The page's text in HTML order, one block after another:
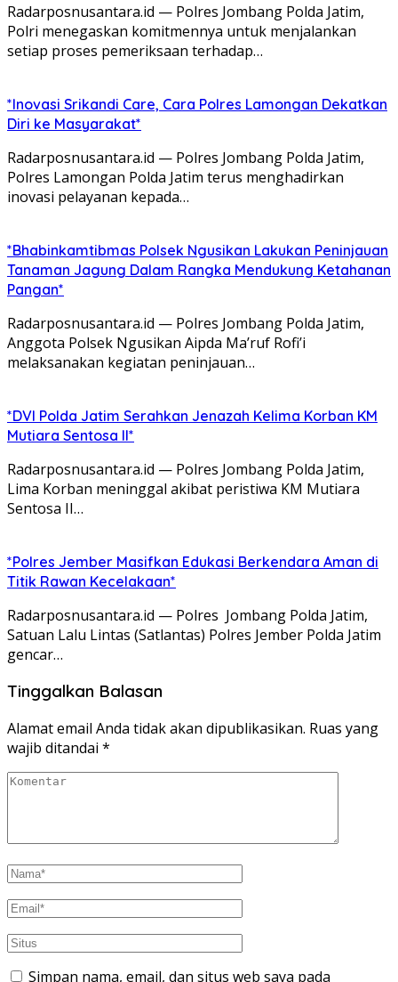
Radarposnusantara.id — Polres Jombang Polda Jatim,
Polri menegaskan komitmennya untuk menjalankan
setiap proses pemeriksaan terhadap…
*Inovasi Srikandi Care, Cara Polres Lamongan Dekatkan
Diri ke Masyarakat*
Radarposnusantara.id — Polres Jombang Polda Jatim,
Polres Lamongan Polda Jatim terus menghadirkan
inovasi pelayanan kepada…
*Bhabinkamtibmas Polsek Ngusikan Lakukan Peninjauan
Tanaman Jagung Dalam Rangka Mendukung Ketahanan
Pangan*
Radarposnusantara.id — Polres Jombang Polda Jatim,
Anggota Polsek Ngusikan Aipda Ma’ruf Rofi’i
melaksanakan kegiatan peninjauan…
*DVI Polda Jatim Serahkan Jenazah Kelima Korban KM
Mutiara Sentosa II*
Radarposnusantara.id — Polres Jombang Polda Jatim,
Lima Korban meninggal akibat peristiwa KM Mutiara
Sentosa II…
*Polres Jember Masifkan Edukasi Berkendara Aman di
Titik Rawan Kecelakaan*
Radarposnusantara.id — Polres Jombang Polda Jatim,
Satuan Lalu Lintas (Satlantas) Polres Jember Polda Jatim
gencar…
Tinggalkan Balasan
Alamat email Anda tidak akan dipublikasikan. Ruas yang
wajib ditandai *
Simpan nama, email, dan situs web saya pada